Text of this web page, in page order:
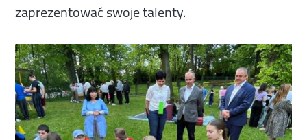
zaprezentować swoje talenty.